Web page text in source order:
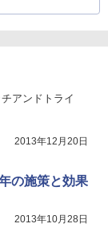
アンドトライ
2013年12月20日
の施策と効果
2013年10月28日